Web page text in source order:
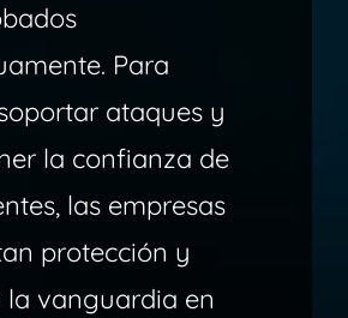
Para
ataques y
la confianza de
las empresas
protección y
la vanguardia en